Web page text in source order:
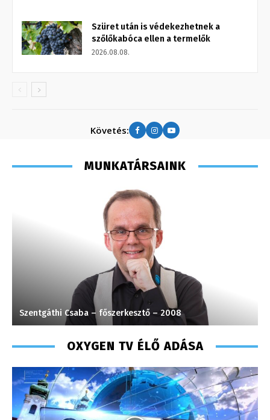
Szüret után is védekezhetnek a
szőlőkabóca ellen a termelők
2026.08.08.
Követés:
MUNKATÁRSAINK
Szentgáthi Csaba – főszerkesztő – 2008
OXYGEN TV ÉLŐ ADÁSA